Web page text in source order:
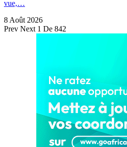
vue,…
8 Août 2026
Prev Next 1 De 842